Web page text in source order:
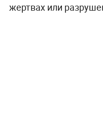
жертвах или